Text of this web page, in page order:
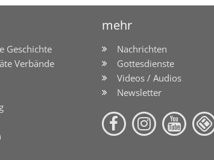
mehr
Geschichte
Verbände
Nachrichten
Gottesdienste
Videos / Audios
Newsletter